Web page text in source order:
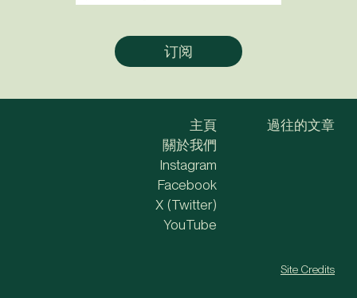
主頁
關於我們
過往的文章
Instagram
Facebook
X (Twitter)
YouTube
Site Credits